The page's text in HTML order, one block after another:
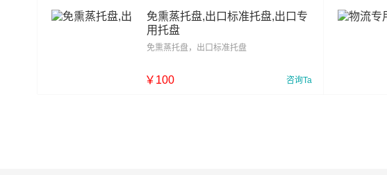
￥ 30
免熏蒸托盘,出口标准托盘,出口专
用托盘
免熏蒸托盘，出口标准托盘
￥ 100 咨询Ta